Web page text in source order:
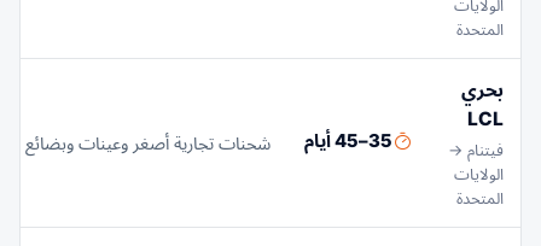
الولايات
المتحدة
بحري
LCL
فيتنام →
الولايات
المتحدة
35–45 أيام شحنات تجارية أصغر وعينات وبضائع